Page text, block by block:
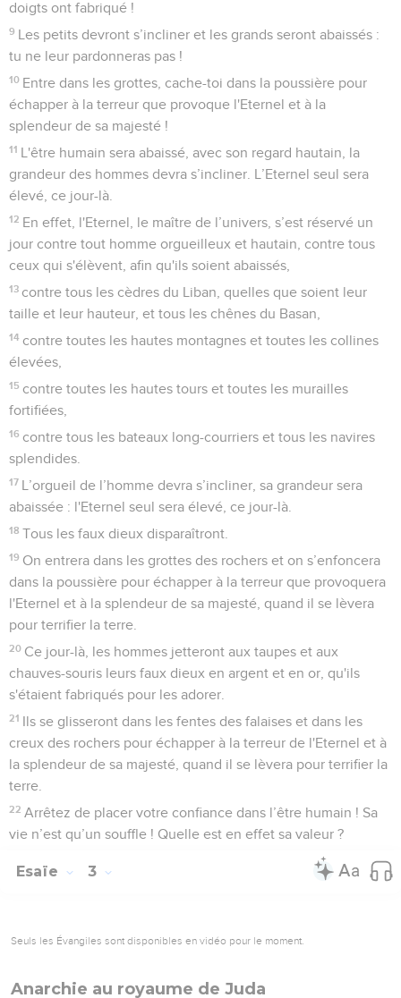
doigts ont fabriqué !
9 Les petits devront s’incliner et les grands seront abaissés :
tu ne leur pardonneras pas !
10 Entre dans les grottes, cache-toi dans la poussière pour
échapper à la terreur que provoque l'Eternel et à la
splendeur de sa majesté !
11 L'être humain sera abaissé, avec son regard hautain, la
grandeur des hommes devra s’incliner. L’Eternel seul sera
élevé, ce jour-là.
12 En effet, l'Eternel, le maître de l’univers, s’est réservé un
jour contre tout homme orgueilleux et hautain, contre tous
ceux qui s'élèvent, afin qu'ils soient abaissés,
13 contre tous les cèdres du Liban, quelles que soient leur
taille et leur hauteur, et tous les chênes du Basan,
14 contre toutes les hautes montagnes et toutes les collines
élevées,
15 contre toutes les hautes tours et toutes les murailles
fortifiées,
16 contre tous les bateaux long-courriers et tous les navires
splendides.
17 L’orgueil de l’homme devra s’incliner, sa grandeur sera
abaissée : l'Eternel seul sera élevé, ce jour-là.
18 Tous les faux dieux disparaîtront.
19 On entrera dans les grottes des rochers et on s’enfoncera
dans la poussière pour échapper à la terreur que provoquera
l'Eternel et à la splendeur de sa majesté, quand il se lèvera
pour terrifier la terre.
20 Ce jour-là, les hommes jetteront aux taupes et aux
chauves-souris leurs faux dieux en argent et en or, qu'ils
s'étaient fabriqués pour les adorer.
21 Ils se glisseront dans les fentes des falaises et dans les
creux des rochers pour échapper à la terreur de l'Eternel et à
la splendeur de sa majesté, quand il se lèvera pour terrifier la
terre.
22 Arrêtez de placer votre confiance dans l’être humain ! Sa
vie n’est qu’un souffle ! Quelle est en effet sa valeur ?
Esaïe 3
Seuls les Évangiles sont disponibles en vidéo pour le moment.
Anarchie au royaume de Juda